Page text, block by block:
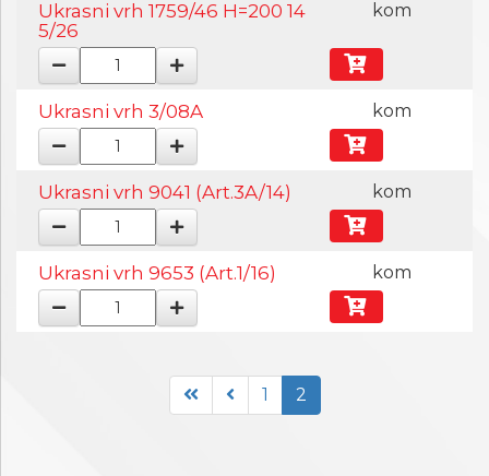
Ukrasni vrh 1759/46 H=200 14
5/26
kom
Ukrasni vrh 3/08A kom
Ukrasni vrh 9041 (Art.3A/14) kom
Ukrasni vrh 9653 (Art.1/16) kom
1 2